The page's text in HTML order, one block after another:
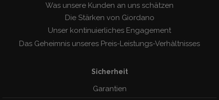
Was unsere Kunden an uns schätzen
Die Stärken von Giordano
Unser kontinuierliches Engagement
Das Geheimnis unseres Preis-Leistungs-Verhàltnisses
Sicherheit
Garantien